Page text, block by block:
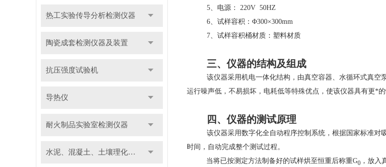
热工实验传导分析检测仪器
陶瓷成套检测仪器及装置
抗压强度试验机
导热仪
耐火制品实验室检测仪器
水泥、混凝土、土壤理化检测仪器及装置
5、电源： 220V 50HZ
6、试样容积：Φ300×300mm
7、试样容积桶材质：塑料材质
三、仪器的结构及组成
该仪器采用机电一体化结构，由真空容器、水循环式真
运行噪声低，不易损坏，电耗低等特殊优点，使该仪器具有更*的
四、仪器的测试原理
该仪器采用数字化全自动程序控制系统，根据国家标准
时间，自动完成整个测试过程。
当将已按测定方法制备好的试样烘至恒重后称重G0 ，放入